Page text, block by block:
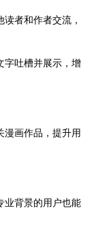
者和作者交流，
字吐槽并展示，增
漫画作品，提升用
业背景的用户也能